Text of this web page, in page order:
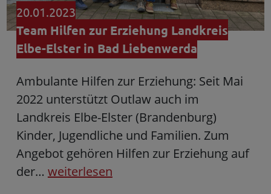
20.01.2023
Team Hilfen zur Erziehung Landkreis
Elbe-Elster in Bad Liebenwerda
Ambulante Hilfen zur Erziehung: Seit Mai
2022 unterstützt Outlaw auch im
Landkreis Elbe-Elster (Brandenburg)
Kinder, Jugendliche und Familien. Zum
Angebot gehören Hilfen zur Erziehung auf
der… weiterlesen